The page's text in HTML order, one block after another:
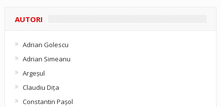
AUTORI
Adrian Golescu
Adrian Simeanu
Argeşul
Claudiu Diţa
Constantin Pașol